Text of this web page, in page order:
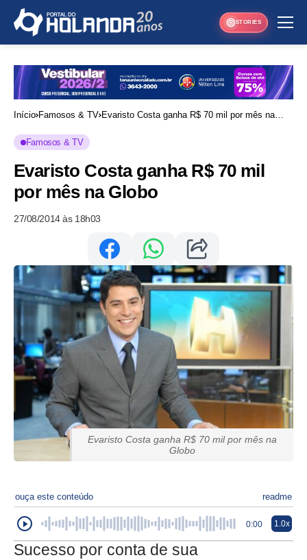
STORIES
Início Famosos & TV Evaristo Costa ganha R$ 70 mil por mês na
Famosos & TV
Evaristo Costa ganha R$ 70 mil
por mês na Globo
27/08/2014 às 18h03
Evaristo Costa ganha R$ 70 mil por mês na
Globo
ouça este conteúdo readme
0:00 1.0x
Sucesso por conta de sua